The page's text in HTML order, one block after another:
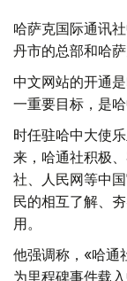
哈萨克国际通讯
丹市的总部和哈
中文网站的开通
一重要目标，是
时任驻哈中大使
来，哈通社积极
社、人民网等中
民的相互了解、
用。
他强调称，«哈通
为里程碑事件载